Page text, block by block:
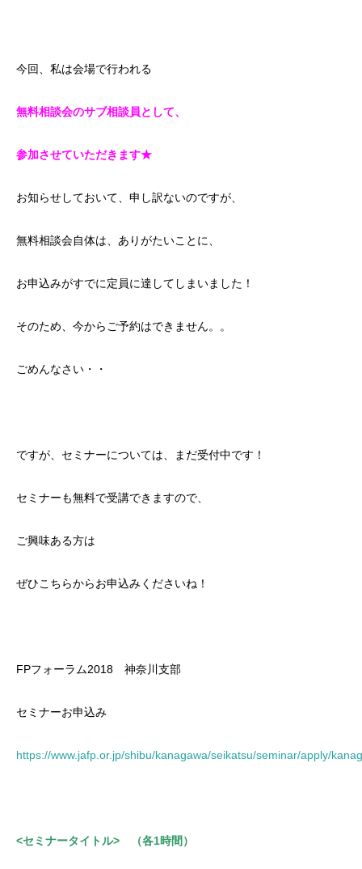
今回、私は会場で行われる
無料相談会のサブ相談員として、
参加させていただきます★
お知らせしておいて、申し訳ないのですが、
無料相談会自体は、ありがたいことに、
お申込みがすでに定員に達してしまいました！
そのため、今からご予約はできません。。
ごめんなさい・・
ですが、セミナーについては、まだ受付中です！
セミナーも無料で受講できますので、
ご興味ある方は
ぜひこちらからお申込みくださいね！
FPフォーラム2018 神奈川支部
セミナーお申込み
https://www.jafp.or.jp/shibu/kanagawa/seikatsu/seminar/apply/
<セミナータイトル> （各1時間）